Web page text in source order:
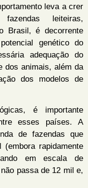
leva a crer
leiteiras,
Brasil, é decorrente
genético do
adequação do
dos animais, além da
dos modelos de
é importante
esses países. A
de fazendas que
rapidamente
em escala de
passa de 12 mil e,